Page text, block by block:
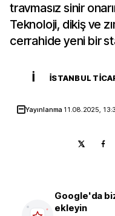
travmasız sinir
Teknoloji, dikiş ve
cerrahide yeni bir
İ İSTANBUL
Yayınlanma 11.08.2025,
Google'da
ekleyin